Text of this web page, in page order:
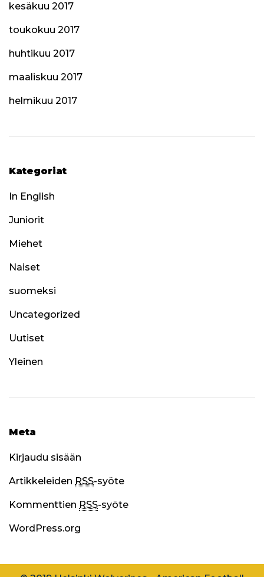
kesäkuu 2017
toukokuu 2017
huhtikuu 2017
maaliskuu 2017
helmikuu 2017
Kategoriat
In English
Juniorit
Miehet
Naiset
suomeksi
Uncategorized
Uutiset
Yleinen
Meta
Kirjaudu sisään
Artikkeleiden RSS-syöte
Kommenttien RSS-syöte
WordPress.org